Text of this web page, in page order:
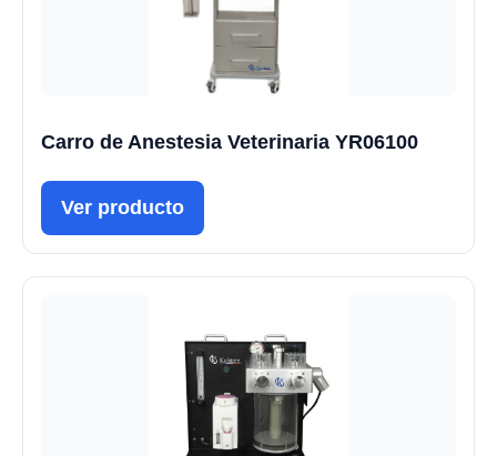
Carro de Anestesia Veterinaria YR06100
Ver producto